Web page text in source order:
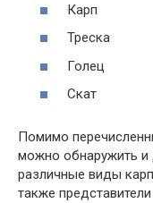
Карп
Треска
Голец
Скат
Помимо
можно обнаружить и
различные виды
также